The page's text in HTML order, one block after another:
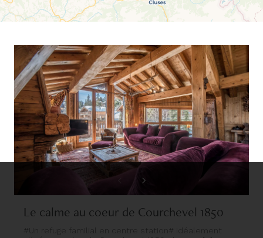
Le calme au coeur de Courchevel 1850
#Un refuge familial en centre station# Idéalement